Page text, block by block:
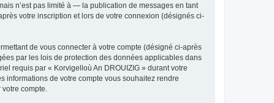
n’est pas limité à — la publication de messages en tant
votre inscription et lors de votre connexion (désignés ci-
de vous connecter à votre compte (désigné ci-après
par les lois de protection des données applicables dans
requis par « Korvigelloù An DROUIZIG » durant votre
informations de votre compte vous souhaitez rendre
compte.